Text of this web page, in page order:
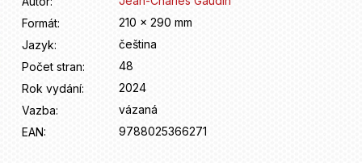
Formát:
210 x 290 mm
Jazyk:
čeština
Počet stran:
48
Rok vydání:
2024
Vazba:
vázaná
EAN: 9788025366271
e
m
e